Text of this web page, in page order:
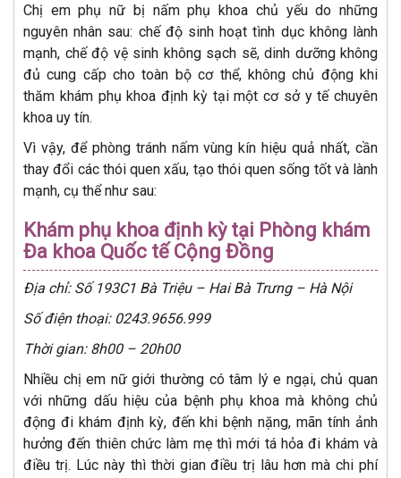
Chị em phụ nữ bị nấm phụ khoa chủ yếu do những
nguyên nhân sau: chế độ sinh hoạt tình dục không lành
mạnh, chế độ vệ sinh không sạch sẽ, dinh dưỡng không
đủ cung cấp cho toàn bộ cơ thể, không chủ động khi
thăm khám phụ khoa định kỳ tại một cơ sở y tế chuyên
khoa uy tín.
Vì vậy, để phòng tránh nấm vùng kín hiệu quả nhất, cần
thay đổi các thói quen xấu, tạo thói quen sống tốt và lành
mạnh, cụ thể như sau:
Khám phụ khoa định kỳ tại Phòng khám
Đa khoa Quốc tế Cộng Đồng
Địa chỉ: Số 193C1 Bà Triệu – Hai Bà Trưng – Hà Nội
Số điện thoại: 0243.9656.999
Thời gian: 8h00 – 20h00
Nhiều chị em nữ giới thường có tâm lý e ngại, chủ quan
với những dấu hiệu của bệnh phụ khoa mà không chủ
động đi khám định kỳ, đến khi bệnh nặng, mãn tính ảnh
hưởng đến thiên chức làm mẹ thì mới tá hỏa đi khám và
điều trị. Lúc này thì thời gian điều trị lâu hơn mà chi phí